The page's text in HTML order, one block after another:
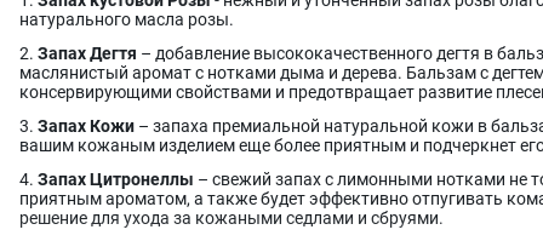
натурального масла розы.
2. Запах Дегтя – добавление высококачественного дегтя в
маслянистый аромат с нотками дыма и дерева. Бальзам с
консервирующими свойствами и предотвращает развитие
3. Запах Кожи – запаха премиальной натуральной кожи в
вашим кожаным изделием еще более приятным и подчеркнет
4. Запах Цитронеллы – свежий запах с лимонными нотками не
приятным ароматом, а также будет эффективно отпугивать
решение для ухода за кожаными седлами и сбруями.